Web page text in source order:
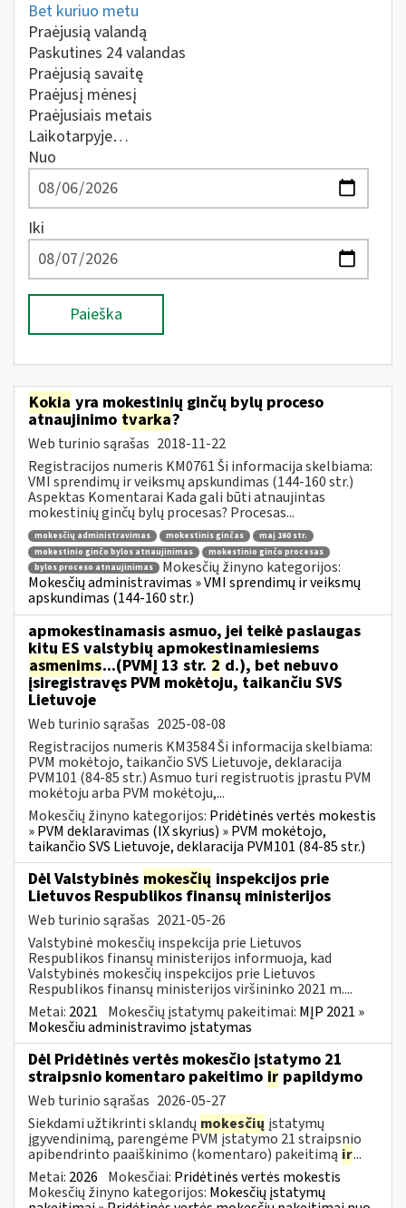
Bet kuriuo metu
Praėjusią valandą
Paskutines 24 valandas
Praėjusią savaitę
Praėjusį mėnesį
Praėjusiais metais
Laikotarpyje…
Nuo
Iki
Paieška
Kokia yra mokestinių ginčų bylų proceso
atnaujinimo tvarka?
Web turinio sąrašas 2018-11-22
Registracijos numeris KM0761 Ši informacija skelbiama:
VMI sprendimų ir veiksmų apskundimas (144-160 str.)
Aspektas Komentarai Kada gali būti atnaujintas
mokestinių ginčų bylų procesas? Procesas...
mokesčių administravimas mokestinis ginčas
maį 160 str.
mokestinio ginčo bylos atnaujinimas
mokestinio ginčo procesas
bylos proceso atnaujinimas
Mokesčių žinyno kategorijos:
Mokesčių administravimas » VMI sprendimų ir veiksmų
apskundimas (144-160 str.)
apmokestinamasis asmuo, jei teikė paslaugas
kitų ES valstybių apmokestinamiesiems
asmenims...(PVMĮ 13 str. 2 d.), bet nebuvo
įsiregistravęs PVM mokėtoju, taikančiu SVS
Lietuvoje
Web turinio sąrašas 2025-08-08
Registracijos numeris KM3584 Ši informacija skelbiama:
PVM mokėtojo, taikančio SVS Lietuvoje, deklaracija
PVM101 (84-85 str.) Asmuo turi registruotis įprastu PVM
mokėtoju arba PVM mokėtoju,...
Mokesčių žinyno kategorijos: Pridėtinės vertės mokestis
» PVM deklaravimas (IX skyrius) » PVM mokėtojo,
taikančio SVS Lietuvoje, deklaracija PVM101 (84-85 str.)
Dėl Valstybinės mokesčių inspekcijos prie
Lietuvos Respublikos finansų ministerijos
Web turinio sąrašas 2021-05-26
Valstybinė mokesčių inspekcija prie Lietuvos
Respublikos finansų ministerijos informuoja, kad
Valstybinės mokesčių inspekcijos prie Lietuvos
Respublikos finansų ministerijos viršininko 2021 m....
Metai: 2021 Mokesčių įstatymų pakeitimai: MĮP 2021 »
Mokesčiu administravimo įstatymas
Dėl Pridėtinės vertės mokesčio įstatymo 21
straipsnio komentaro pakeitimo ir papildymo
Web turinio sąrašas 2026-05-27
Siekdami užtikrinti sklandų mokesčių įstatymų
įgyvendinimą, parengėme PVM įstatymo 21 straipsnio
apibendrinto paaiškinimo (komentaro) pakeitimą ir...
Metai: 2026 Mokesčiai: Pridėtinės vertės mokestis
Mokesčių žinyno kategorijos: Mokesčių įstatymų